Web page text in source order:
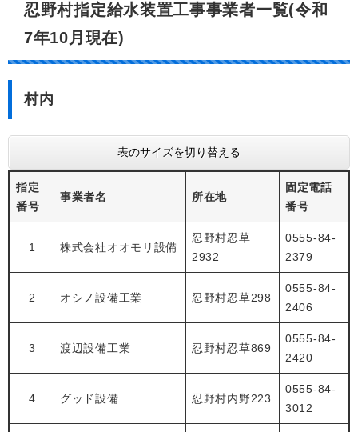
忍野村指定給水装置工事事業者一覧(令和
7年10月現在)
村内
表のサイズを切り替える
指定
番号
事業者名 所在地
固定電話
番号
1 株式会社オオモリ設備
忍野村忍草
2932
0555-84-
2379
2 オシノ設備工業 忍野村忍草298
0555-84-
2406
3 渡辺設備工業 忍野村忍草869
0555-84-
2420
4 グッド設備 忍野村内野223
0555-84-
3012